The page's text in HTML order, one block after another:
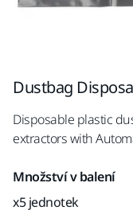
Dustbag
Disposable plastic
extractors with
Množství v balení
x5 jednotek